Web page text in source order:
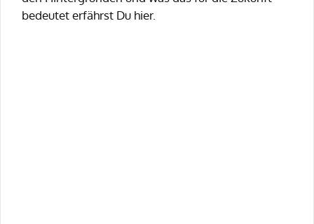
bedeutet erfährst Du hier.